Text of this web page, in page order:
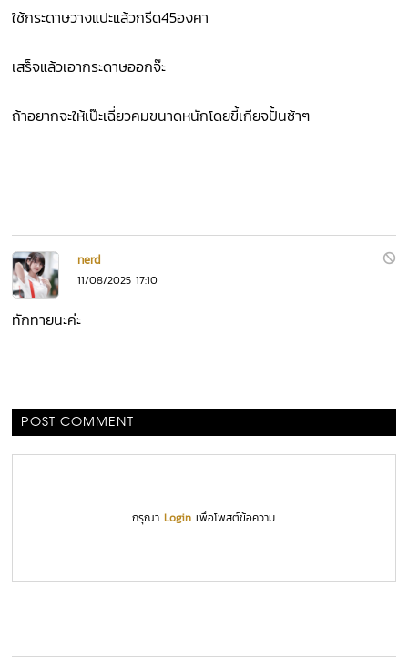
ใช้กระดาษวางแปะแล้วกรีด45องศา
เสร็จแล้วเอากระดาษออกจ๊ะ
ถ้าอยากจะให้เป๊ะเฉี่ยวคมขนาดหนักโดยขี้เกียจปั้นช้าๆ
nerd
11/08/2025 17:10
ทักทายนะค่ะ
POST COMMENT
กรุณาLogin เพื่อโพสต์ข้อความ